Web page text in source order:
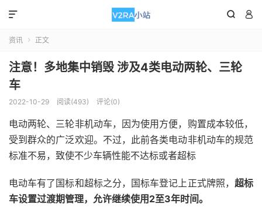
 

资讯  正文
注意！多地集中销毁 涉及4类电动两轮、三轮
车
2022-10-29 阅读(493) 评论(0)
电动两轮、三轮非机动车，因为使用方便，购置成本较低，
受到群众的广泛欢迎。不过，此前各类电动非机动车的规范
标准不易，致使不少车辆性能不达标或者超标
电动车有了国标和超标之分，国标车登记上正式牌照， 超标
车设置过渡期管理，允许继续使用2至3年时间。